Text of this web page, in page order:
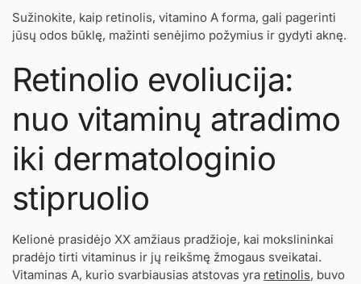
Sužinokite, kaip retinolis, vitamino A forma, gali pagerinti
jūsų odos būklę, mažinti senėjimo požymius ir gydyti aknę.
Retinolio evoliucija:
nuo vitaminų atradimo
iki dermatologinio
stipruolio
Kelionė prasidėjo XX amžiaus pradžioje, kai mokslininkai
pradėjo tirti vitaminus ir jų reikšmę žmogaus sveikatai.
Vitaminas A, kurio svarbiausias atstovas yra retinolis, buvo